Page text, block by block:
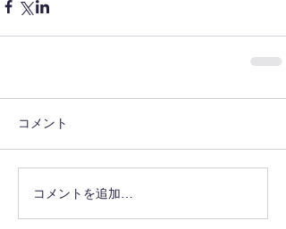
コメント
コメントを追加…